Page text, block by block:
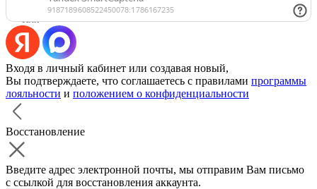
Уже есть аккаунт?Войти
Или
Входя в личный кабинет или создавая новый,
Вы подтверждаете, что соглашаетесь с правилами программы
лояльности и положением о конфиденциальности
Восстановление
Введите адрес электронной почты, мы отправим Вам письмо
с ссылкой для восстановления аккаунта.